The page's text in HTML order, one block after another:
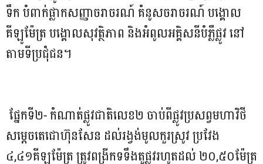
ទឹក បំពាក់ផ្លាកសញ្ញាចរាចរណ៍ គំនូសចរាចរណ៍ បង្គោល
គីឡូម៉ែត្រ បង្គោលសុវត្ថិភាព និងអំពូលអគ្គិសនីបំភ្លឺផ្លូវ នៅ
តាមទីប្រជុំជន។
ផ្នែកទី២- កំណាត់ផ្លូវជាតិលេខ២ ចាប់ពីផ្លូវប្រសព្វមហាវិថី
សម្តេចតេជោហ៊ុនសែន ដល់រង្វង់មូលកួរស្រូវ ប្រវែង
៤,៤១គីឡូម៉ែត្រ ត្រូវពង្រីកទទឹងតួផ្លូវរហូតដល់ ២០,៥០ម៉ែត្រ